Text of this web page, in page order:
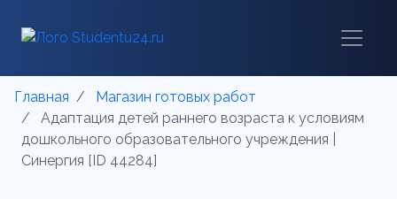
Главная
Магазин готовых работ
Адаптация детей раннего возраста к условиям
дошкольного образовательного учреждения |
Синергия [ID 44284]